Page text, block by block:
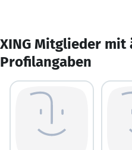
XING Mitglieder mit
Profilangaben